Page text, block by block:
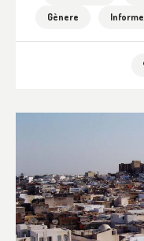
Gènere
Informe